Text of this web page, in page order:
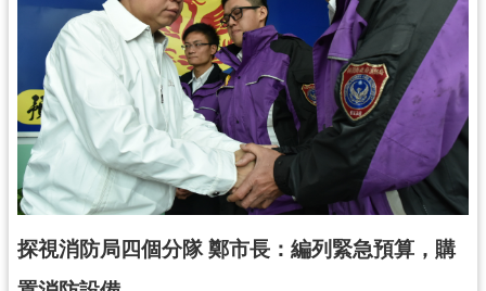
務
資
訊
訊
息
公
探視消防局四個分隊 鄭市長：編列緊急預算，購